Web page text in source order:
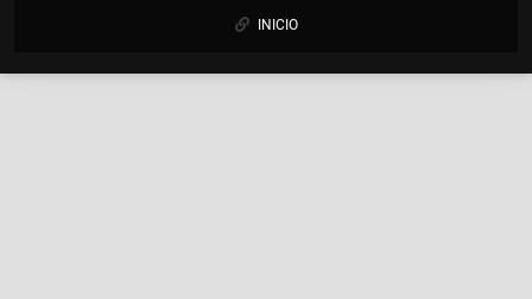
INICIO